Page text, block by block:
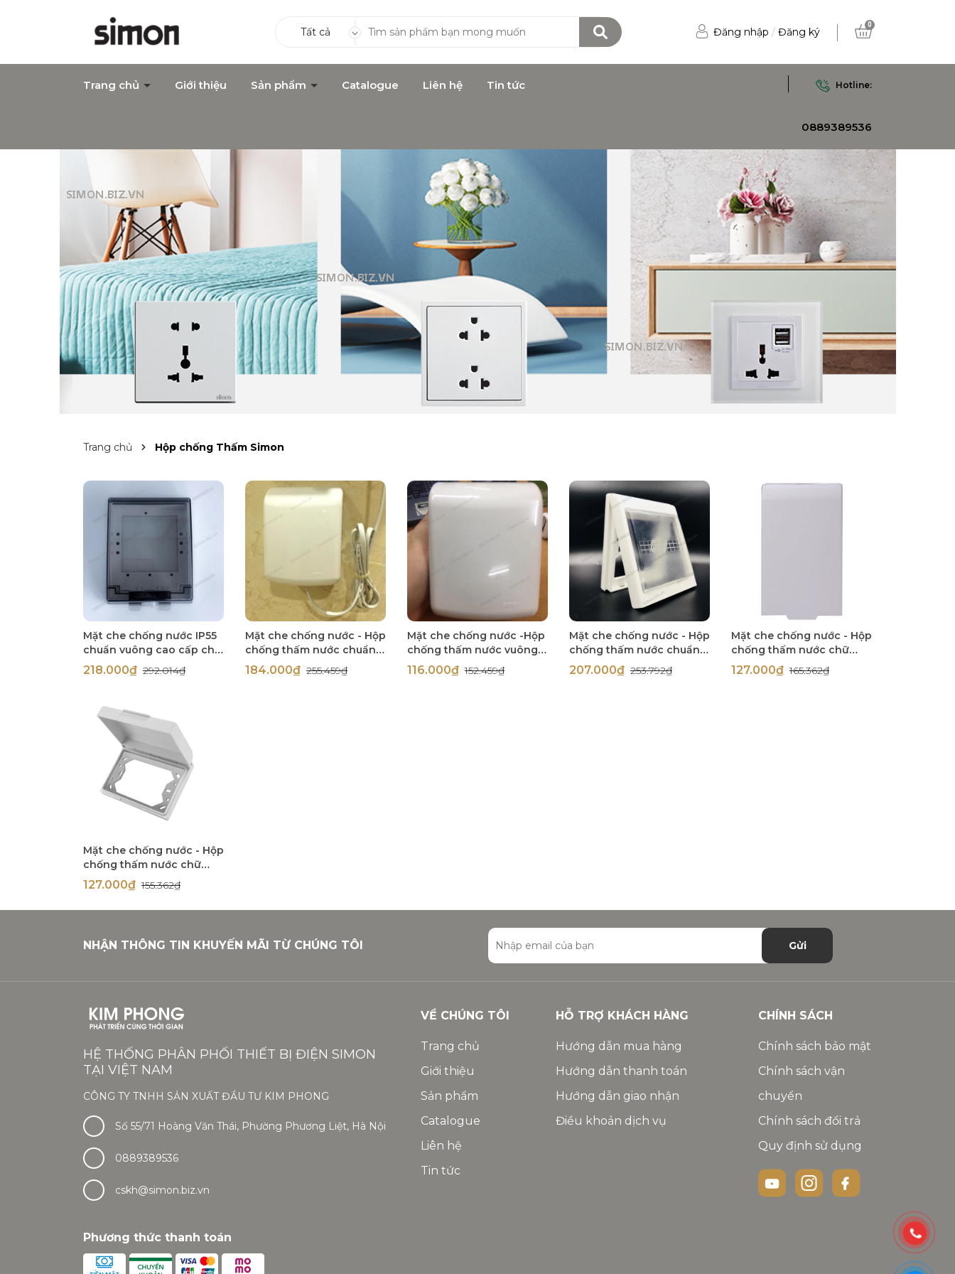
Tất cả Đăng nhập / Đăng ký
0
Trang chủ Giới thiệu Sản phẩm Catalogue Liên hệ Tin tức Hotline:
0889389536
Trang chủ Hộp chống Thấm Simon
Mặt che chống nước IP55
chuẩn vuông cao cấp cho
ổ cắm, công tắc Simon
S258
218.000₫ 292.014₫
Mặt che chống nước - Hộp
chống thấm nước chuẩn
vuông mặt nhựa mở cho ổ
cắm, công tắc Simon S155
184.000₫ 255.459₫
Mặt che chống nước -Hộp
chống thấm nước vuông
mặt nhựa mờ cho công
tắc Simon S154
116.000₫152.459₫
Mặt che chống nước - Hộp
chống thấm nước chuẩn
vuông trong suốt cho
công tắc vuông Simon
207.000₫ 253.792₫
Mặt che chống nước - Hộp
chống thấm nước chữ
nhật lắp dọc cho ổ cắm,
công tắc Simon 52155
127.000₫165.362₫
Mặt che chống nước - Hộp
chống thấm nước chữ
nhật ngang cho công tắc
ổ cắm chữ nhật Simon
52154
127.000₫155.362₫
NHẬN THÔNG TIN KHUYẾN MÃI TỪ CHÚNG TÔI Gửi
HỆ THỐNG PHÂN PHỐI THIẾT BỊ ĐIỆN SIMON
TẠI VIỆT NAM
CÔNG TY TNHH SẢN XUẤT ĐẦU TƯ KIM PHONG
Số 55/71 Hoàng Văn Thái, Phường Phương Liệt, Hà Nội
0889389536
cskh@simon.biz.vn
Phương thức thanh toán
VỀ CHÚNG TÔI
Trang chủ
Giới thiệu
Sản phẩm
Catalogue
Liên hệ
Tin tức
HỖ TRỢ KHÁCH HÀNG
Hướng dẫn mua hàng
Hướng dẫn thanh toán
Hướng dẫn giao nhận
Điều khoản dịch vụ
CHÍNH SÁCH
Chính sách bảo mật
Chính sách vận
chuyển
Chính sách đổi trả
Quy định sử dụng